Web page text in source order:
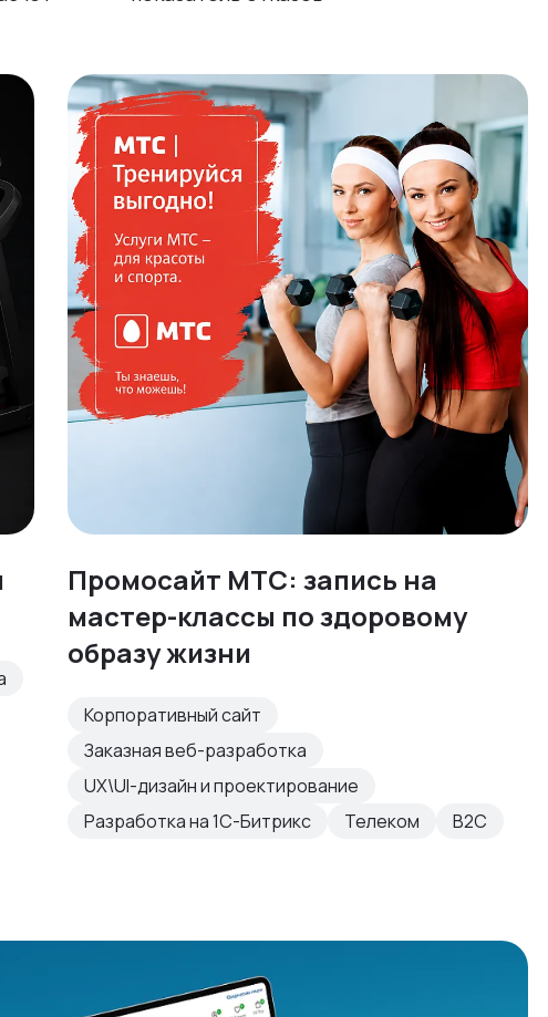
Промосайт МТС: запись на
мастер-классы по здоровому
образу жизни
Корпоративный сайт
Заказная веб-разработка
UX\UI-дизайн и проектирование
Разработка на 1С-Битрикс
Телеком B2C